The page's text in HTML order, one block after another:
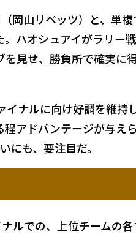
岡山リベッツ）と、単
。ハオシュアイがラリー
見せ、勝負所で確実に
ナルに向け好調を維持
アドバンテージが与え
にも、要注目だ。
ルでの、上位チームの